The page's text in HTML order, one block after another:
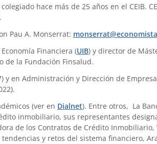
hace más de 25 años en el CEIB.
.
Pau A. Monserrat:
Financiera (UIB) y director de
de la Fundación Finsalud.
y en Administración y Dirección de
(ver en Dialnet). Entre otros, La
inmobiliario, sus representantes
de los Contratos de Crédito
y retos del sistema financiero,